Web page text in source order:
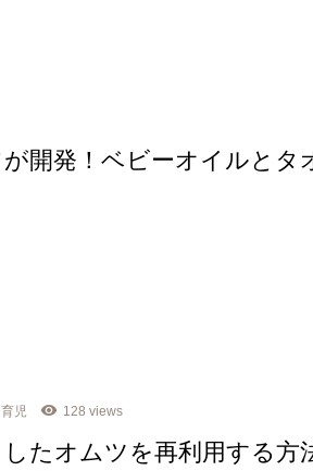
開発！ベビーオイルとタ
児 128 views
たオムツを再利用する方